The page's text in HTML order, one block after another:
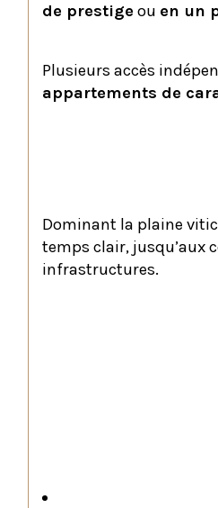
de prestige ou en un
Plusieurs accès
appartements de
Dominant la plaine
temps clair, jusqu’aux
infrastructures.